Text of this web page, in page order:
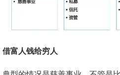
借富人钱给穷人